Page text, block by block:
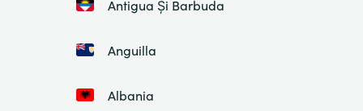
Antigua Și Barbuda
Anguilla
Albania